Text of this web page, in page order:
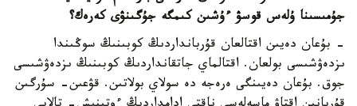
جۇمىسىنا ۇلەس قوسۋ ءۇشىن كىمگە جۇگىنۋى كەرەك؟
- بۇعان دەيىن اقتالعان قۇربانداردىڭ كوبىنىڭ سوڭىندا
ىزدەۋشىسى بولعان. اقتالماي جاتقانداردىڭ كوبىنىڭ ىزدەۋشىسى
جوق. بۇعان دەيىنگى ەرەجە دە سولاي بولاتىن. قۋعىن- سۇرگىن